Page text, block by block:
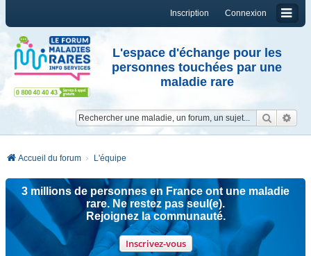
Connexion
Inscription
L'espace d'échange pour les
personnes touchées par une
maladie rare
Accueil du forum L'équipe
3 millions de personnes en France ont une maladie
rare. Ne restez pas seul(e).
Rejoignez la communauté.
Inscrivez-vous